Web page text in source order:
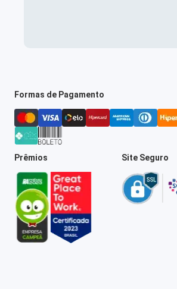
Formas de Pagamento
Prêmios Site Seguro